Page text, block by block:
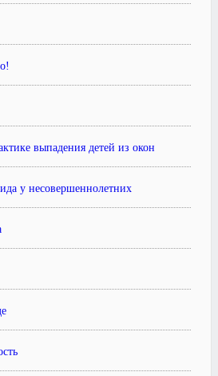
выпадения детей из окон
у несовершеннолетних